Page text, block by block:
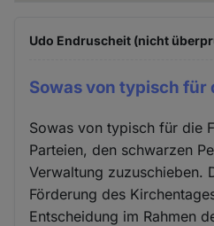
Udo Endruscheit (nicht
Sowas von typisch
Sowas von typisch für die
Parteien, den schwarzen
Verwaltung zuzuschieben.
Förderung des
Entscheidung im Rahmen